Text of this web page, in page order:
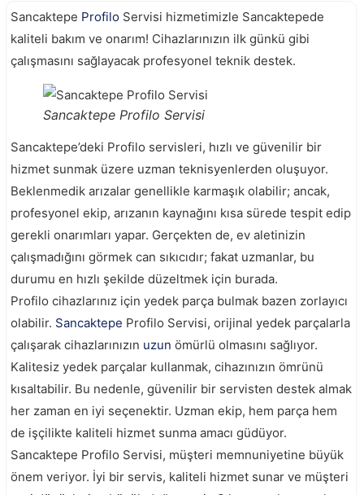
Sancaktepe Profilo Servisi hizmetimizle Sancaktepede
kaliteli bakım ve onarım! Cihazlarınızın ilk günkü gibi
çalışmasını sağlayacak profesyonel teknik destek.
Sancaktepe Profilo Servisi
Sancaktepe’deki Profilo servisleri, hızlı ve güvenilir bir
hizmet sunmak üzere uzman teknisyenlerden oluşuyor.
Beklenmedik arızalar genellikle karmaşık olabilir; ancak,
profesyonel ekip, arızanın kaynağını kısa sürede tespit edip
gerekli onarımları yapar. Gerçekten de, ev aletinizin
çalışmadığını görmek can sıkıcıdır; fakat uzmanlar, bu
durumu en hızlı şekilde düzeltmek için burada.
Profilo cihazlarınız için yedek parça bulmak bazen zorlayıcı
olabilir. Sancaktepe Profilo Servisi, orijinal yedek parçalarla
çalışarak cihazlarınızın uzun ömürlü olmasını sağlıyor.
Kalitesiz yedek parçalar kullanmak, cihazınızın ömrünü
kısaltabilir. Bu nedenle, güvenilir bir servisten destek almak
her zaman en iyi seçenektir. Uzman ekip, hem parça hem
de işçilikte kaliteli hizmet sunma amacı güdüyor.
Sancaktepe Profilo Servisi, müşteri memnuniyetine büyük
önem veriyor. İyi bir servis, kaliteli hizmet sunar ve müşteri